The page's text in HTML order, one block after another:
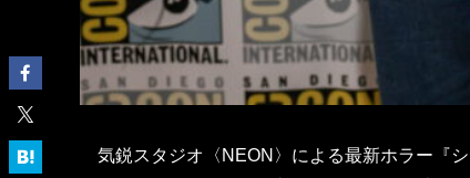
気鋭スタジオ〈NEON〉による最新ホラー『